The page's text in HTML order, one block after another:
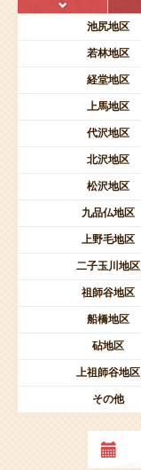
池尻地区
若林地区
経堂地区
上馬地区
代沢地区
北沢地区
松沢地区
九品仏地区
上野毛地区
二子玉川地区
祖師谷地区
船橋地区
砧地区
上祖師谷地区
その他